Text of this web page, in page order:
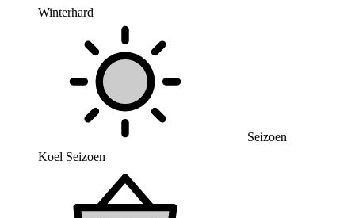
Winterhard
Seizoen
Koel Seizoen